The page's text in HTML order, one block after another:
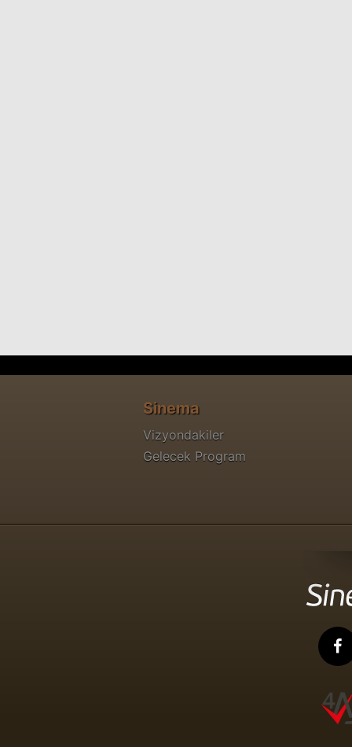
Sinema
Vizyondakiler
Gelecek Program